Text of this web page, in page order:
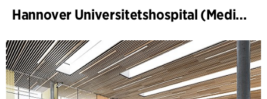
Hannover Universitetshospital (Medizinische Hochschule Hannover, MHH)